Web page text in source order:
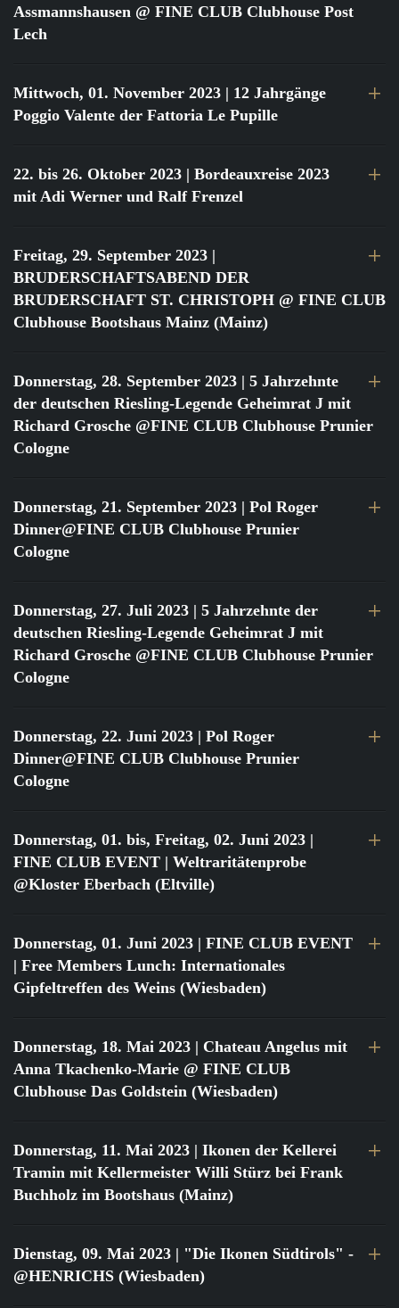
Assmannshausen @ FINE CLUB Clubhouse Post
Lech
Mittwoch, 01. November 2023 | 12 Jahrgänge
Poggio Valente der Fattoria Le Pupille
22. bis 26. Oktober 2023 | Bordeauxreise 2023
mit Adi Werner und Ralf Frenzel
Freitag, 29. September 2023 |
BRUDERSCHAFTSABEND DER
BRUDERSCHAFT ST. CHRISTOPH @ FINE CLUB
Clubhouse Bootshaus Mainz (Mainz)
Donnerstag, 28. September 2023 | 5 Jahrzehnte
der deutschen Riesling-Legende Geheimrat J mit
Richard Grosche @FINE CLUB Clubhouse Prunier
Cologne
Donnerstag, 21. September 2023 | Pol Roger
Dinner@FINE CLUB Clubhouse Prunier
Cologne
Donnerstag, 27. Juli 2023 | 5 Jahrzehnte der
deutschen Riesling-Legende Geheimrat J mit
Richard Grosche @FINE CLUB Clubhouse Prunier
Cologne
Donnerstag, 22. Juni 2023 | Pol Roger
Dinner@FINE CLUB Clubhouse Prunier
Cologne
Donnerstag, 01. bis, Freitag, 02. Juni 2023 |
FINE CLUB EVENT | Weltraritätenprobe
@Kloster Eberbach (Eltville)
Donnerstag, 01. Juni 2023 | FINE CLUB EVENT
| Free Members Lunch: Internationales
Gipfeltreffen des Weins (Wiesbaden)
Donnerstag, 18. Mai 2023 | Chateau Angelus mit
Anna Tkachenko-Marie @ FINE CLUB
Clubhouse Das Goldstein (Wiesbaden)
Donnerstag, 11. Mai 2023 | Ikonen der Kellerei
Tramin mit Kellermeister Willi Stürz bei Frank
Buchholz im Bootshaus (Mainz)
Dienstag, 09. Mai 2023 | "Die Ikonen Südtirols" -
@HENRICHS (Wiesbaden)